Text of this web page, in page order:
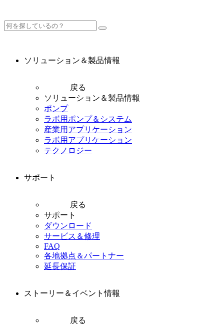
ソリューション＆製品情報
戻る
ソリューション＆製品情報
ポンプ
ラボ用ポンプ＆システム
産業用アプリケーション
ラボ用アプリケーション
テクノロジー
サポート
戻る
サポート
ダウンロード
サービス＆修理
FAQ
各地拠点＆パートナー
延長保証
ストーリー＆イベント情報
戻る